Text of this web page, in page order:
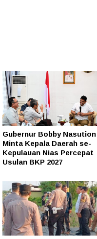
Gubernur Bobby Nasution
Minta Kepala Daerah se-
Kepulauan Nias Percepat
Usulan BKP 2027